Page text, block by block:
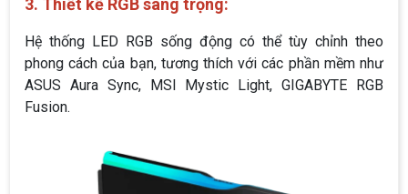
3. Thiết kế RGB sang trọng:
Hệ thống LED RGB sống động có thể tùy chỉnh theo
phong cách của bạn, tương thích với các phần mềm như
ASUS Aura Sync, MSI Mystic Light, GIGABYTE RGB
Fusion.